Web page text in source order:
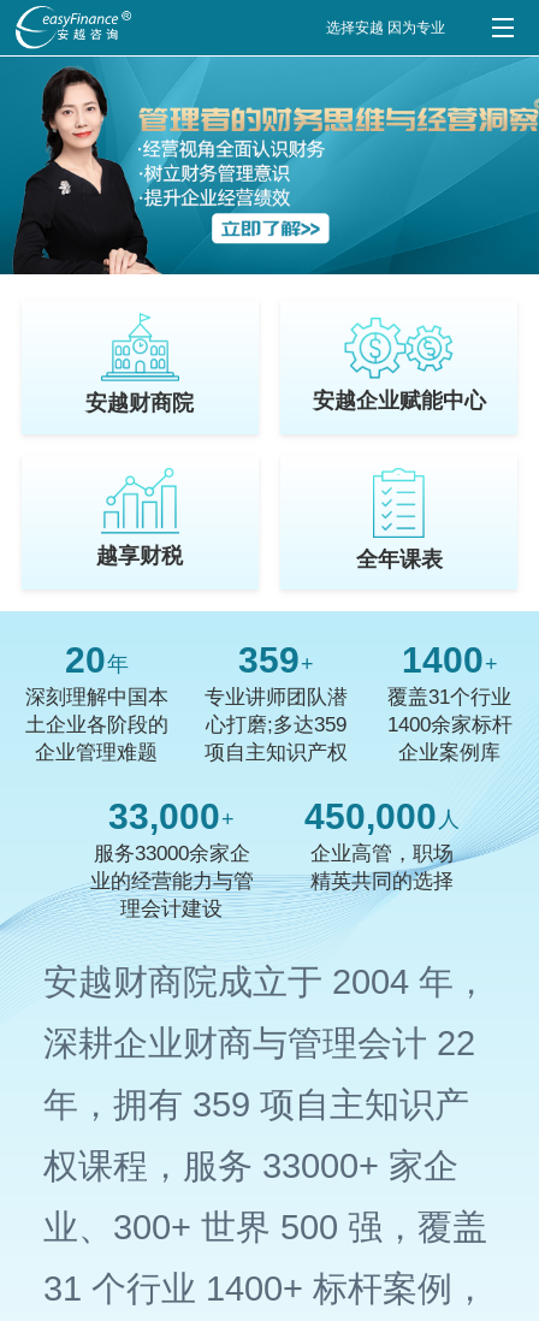
选择安越 因为专业
安越财商院 安越企业赋能中心
越享财税 全年课表
20年
深刻理解中国本
土企业各阶段的
企业管理难题
359+
专业讲师团队潜
心打磨;多达359
项自主知识产权
1400+
覆盖31个行业
1400余家标杆
企业案例库
33,000+
服务33000余家企
业的经营能力与管
理会计建设
450,000 人
企业高管，职场
精英共同的选择
安越财商院成立于 2004 年，
深耕企业财商与管理会计 22
年，拥有 359 项自主知识产
权课程，服务 33000+ 家企
业、300+ 世界 500 强，覆盖
31 个行业 1400+ 标杆案例，